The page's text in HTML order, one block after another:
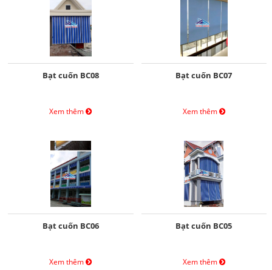
Bạt cuốn BC08
Xem thêm
Bạt cuốn BC07
Xem thêm
Bạt cuốn BC06
Xem thêm
Bạt cuốn BC05
Xem thêm